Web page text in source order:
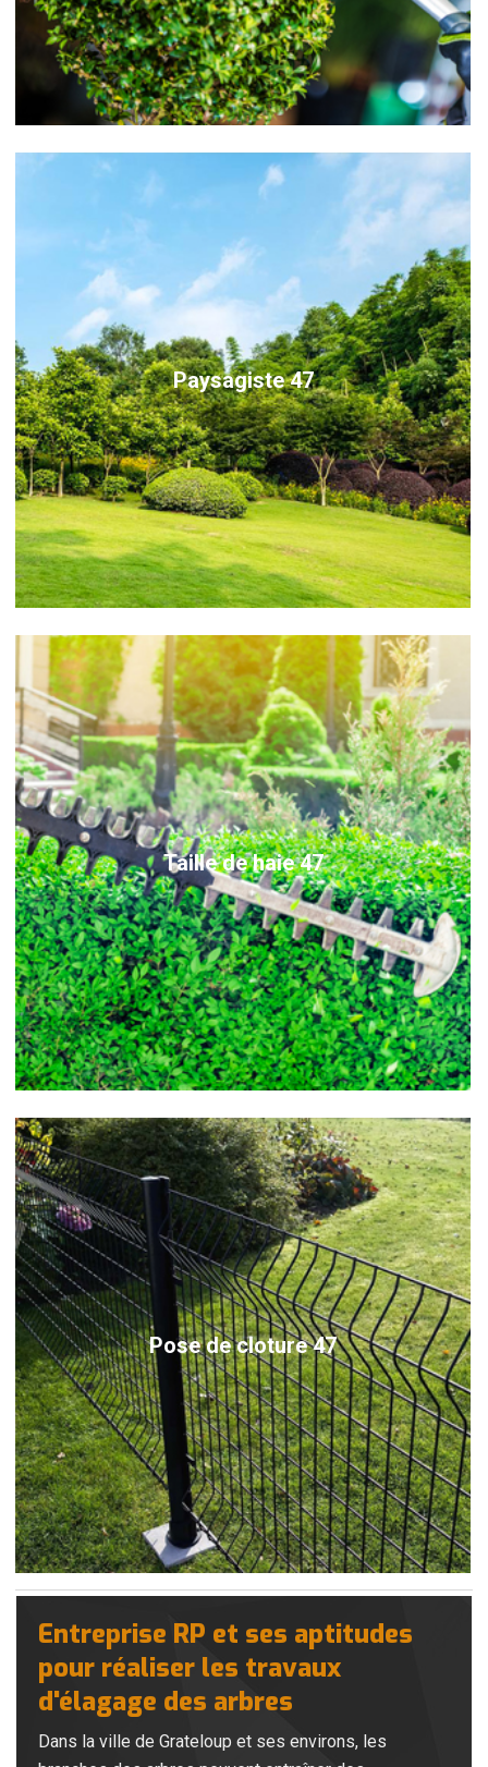
Paysagiste 47
Taille de haie 47
Pose de cloture 47
Entreprise RP et ses aptitudes
pour réaliser les travaux
d'élagage des arbres
Dans la ville de Grateloup et ses environs, les